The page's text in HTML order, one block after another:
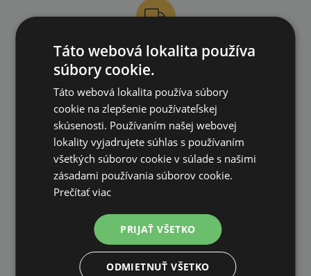
DOPRAVA ZDARMA
na všetky objednávky od 200€ vrátane DPH.
VLASTNÝ SKLAD
Táto webová lokalita používa
súbory cookie.
Táto webová lokalita používa súbory
cookie na zlepšenie používateľskej
skúsenosti. Používaním našej webovej
lokality vyjadrujete súhlas s používaním
všetkých súborov cookie v súlade s našimi
zásadami používania súborov cookie.
Prečítať viac
PRIJAŤ VŠETKO
ODMIETNUŤ VŠETKO